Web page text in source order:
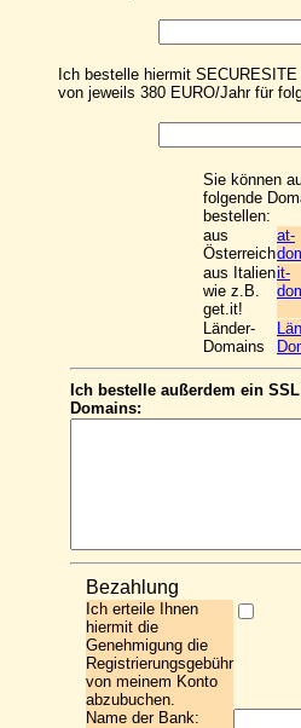
Ich bestelle hiermit
von jeweils 380 EURO/Jahr für
Sie können
folgende
bestellen:
aus
Österreich
at-
aus Italien
wie z.B.
get.it!
it-
Länder-
Domains
Ich bestelle außerdem ein
Domains:
Bezahlung
Ich erteile Ihnen
hiermit die
Genehmigung die
Registrierungsgebühr
von meinem Konto
abzubuchen.
Name der Bank: